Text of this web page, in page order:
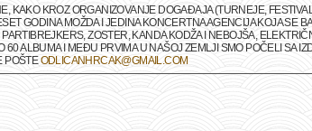
KAKO KROZ ORGANIZOVANJE DOGAĐAJA (TURNEJE,
GODINA MOŽDA I JEDINA KONCERTNA AGENCIJA KOJA SE
ZOSTER, KANDA KODŽA I NEBOJŠA,
ALBUMA I MEĐU PRVIMA U NAŠOJ ZEMLJI SMO POČELI SA
POŠTEODLICANHRCAK@GMAIL.COM